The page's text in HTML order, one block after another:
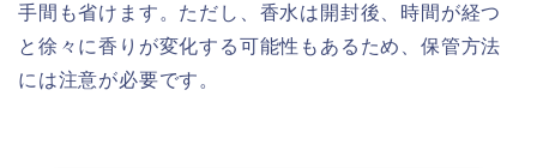
手間も省けます。ただし、香水は開封後、時間が経つ
と徐々に香りが変化する可能性もあるため、保管方法
には注意が必要です。